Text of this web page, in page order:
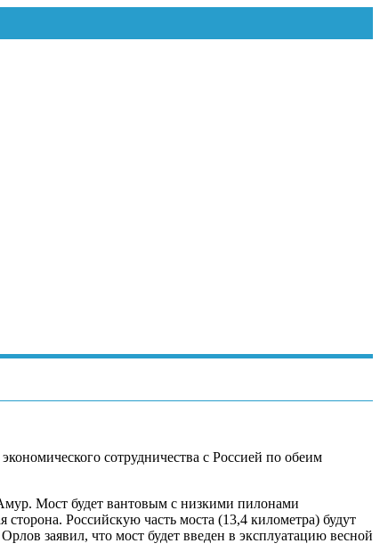
сотрудничества с Россией по обеим
Мост будет вантовым с низкими пилонами
Российскую часть моста (13,4 километра) будут
заявил, что мост будет введен в эксплуатацию весной